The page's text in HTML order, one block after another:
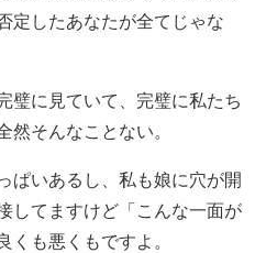
定したあなたが全てじゃな
璧に見ていて、完璧に私たち
然そんなことない。
ぱいあるし、私も娘に穴が開
してますけど「こんな一面が
くも悪くもですよ。